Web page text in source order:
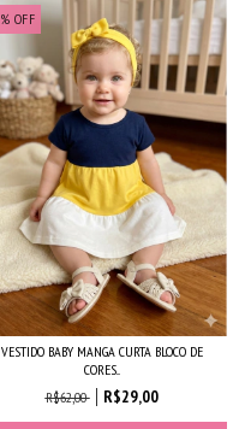
% OFF
VESTIDO BABY MANGA CURTA BLOCO DE
CORES...
R$62,00
R$29,00